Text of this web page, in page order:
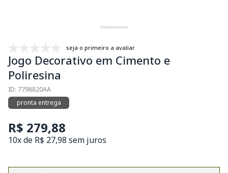
seja o primeiro a avaliar
Jogo Decorativo em Cimento e
Poliresina
ID: 7798820AA
pronta entrega
R$ 279,88
10x de R$ 27,98 sem juros